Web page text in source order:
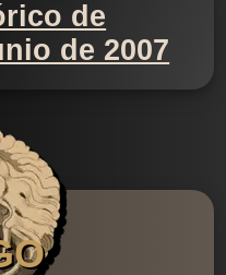
de
de 2007